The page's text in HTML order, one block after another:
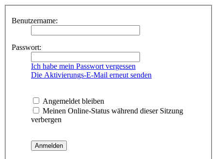
Benutzername:
Passwort:
Ich habe mein Passwort vergessen
Die Aktivierungs-E-Mail erneut senden
Angemeldet bleiben
Meinen Online-Status während dieser Sitzung
verbergen